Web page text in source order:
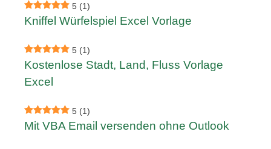
5 (1)
Kniffel Würfelspiel Excel Vorlage
5 (1)
Kostenlose Stadt, Land, Fluss Vorlage
Excel
5 (1)
Mit VBA Email versenden ohne Outlook